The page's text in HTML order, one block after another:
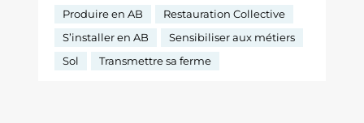
Produire en AB
Restauration Collective
S’installer en AB
Sensibiliser aux métiers
Sol
Transmettre sa ferme